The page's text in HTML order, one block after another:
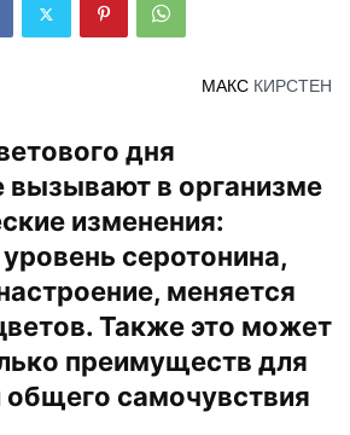
МАКС КИРСТЕН
дня
вызывают в организме
изменения:
серотонина,
меняется
Также это может
преимуществ для
общего самочувствия